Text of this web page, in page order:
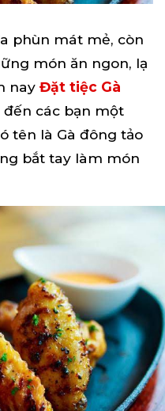
phùn mát mẻ, còn
món ăn ngon, lạ
nay Đặt tiệc Gà
đến các bạn một
tên là Gà đông tảo
bắt tay làm món